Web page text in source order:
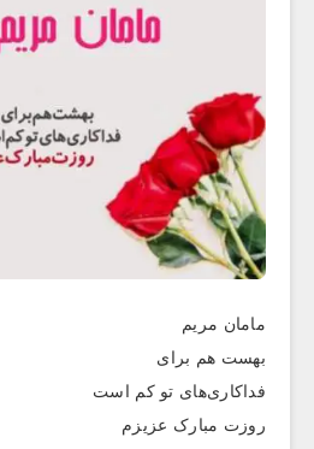
مامان مریم
بهست هم برای
فداکاری‌های تو کم است
روزت مبارک عزیزم